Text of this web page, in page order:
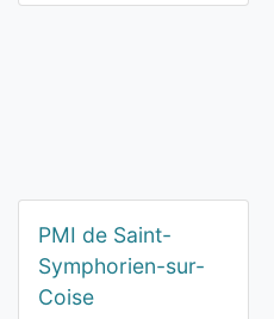
PMI de Saint-
Symphorien-sur-
Coise